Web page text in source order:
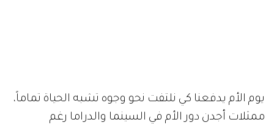
يوم الأم يدفعنا كي نلتفت نحو وجوه تشبه الحياة تماماً،
ممثلات أجدن دور الأم في السينما والدراما رغم